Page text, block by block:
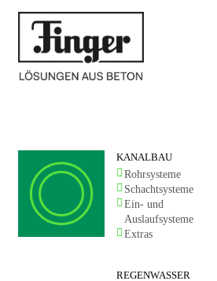
KANALBAU
Rohrsysteme
Schachtsysteme
Ein- und
Auslaufsysteme
Extras
REGENWASSER